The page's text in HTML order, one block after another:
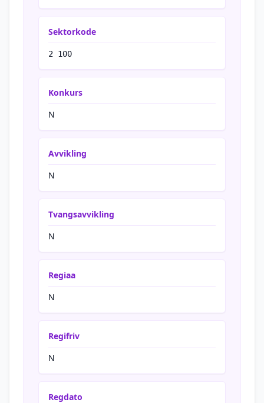
Sektorkode
2 100
Konkurs
N
Avvikling
N
Tvangsavvikling
N
Regiaa
N
Regifriv
N
Regdato